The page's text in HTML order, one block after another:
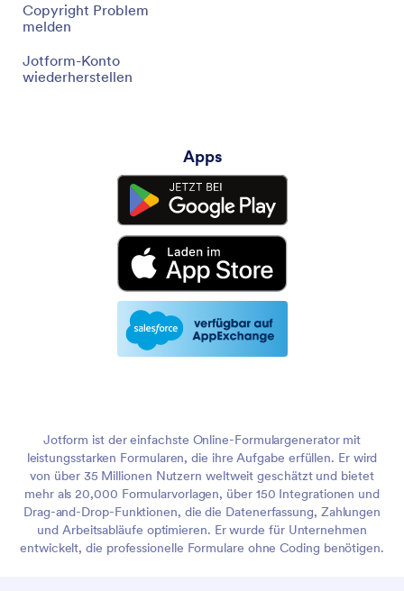
Copyright Problem
melden
Jotform-Konto
wiederherstellen
Apps
Jotform ist der einfachste Online-Formulargenerator mit
leistungsstarken Formularen, die ihre Aufgabe erfüllen. Er wird
von über 35 Millionen Nutzern weltweit geschätzt und bietet
mehr als 20,000 Formularvorlagen, über 150 Integrationen und
Drag-and-Drop-Funktionen, die die Datenerfassung, Zahlungen
und Arbeitsabläufe optimieren. Er wurde für Unternehmen
entwickelt, die professionelle Formulare ohne Coding benötigen.